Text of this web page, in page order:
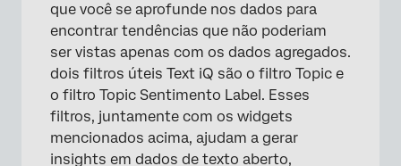
que você se aprofunde nos dados para
encontrar tendências que não poderiam
ser vistas apenas com os dados agregados.
dois filtros úteis Text iQ são o filtro Topic e
o filtro Topic Sentimento Label. Esses
filtros, juntamente com os widgets
mencionados acima, ajudam a gerar
insights em dados de texto aberto,